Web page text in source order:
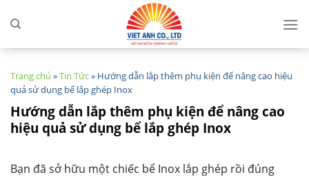
Trang chủ »Tin Tức» Hướng dẫn lắp thêm phụ kiện để nâng cao hiệu
quả sử dụng bể lắp ghép Inox
Hướng dẫn lắp thêm phụ kiện để nâng cao
hiệu quả sử dụng bể lắp ghép Inox
Bạn đã sở hữu một chiếc bể Inox lắp ghép rồi đúng